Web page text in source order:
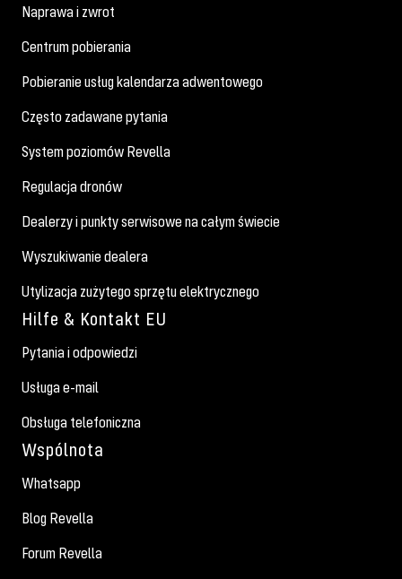
Naprawa i zwrot
Centrum pobierania
Pobieranie usług kalendarza adwentowego
Często zadawane pytania
System poziomów Revella
Regulacja dronów
Dealerzy i punkty serwisowe na całym świecie
Wyszukiwanie dealera
Utylizacja zużytego sprzętu elektrycznego
Hilfe & Kontakt EU
Pytania i odpowiedzi
Usługa e-mail
Obsługa telefoniczna
Wspólnota
Whatsapp
Blog Revella
Forum Revella